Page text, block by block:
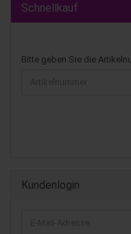
Schnellkauf
Bitte geben Sie die
Kundenlogin